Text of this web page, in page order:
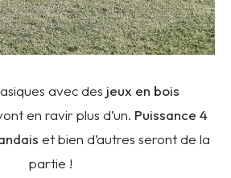
avec des jeux en bois
en ravir plus d’un. Puissance 4
et bien d’autres seront de la
partie !